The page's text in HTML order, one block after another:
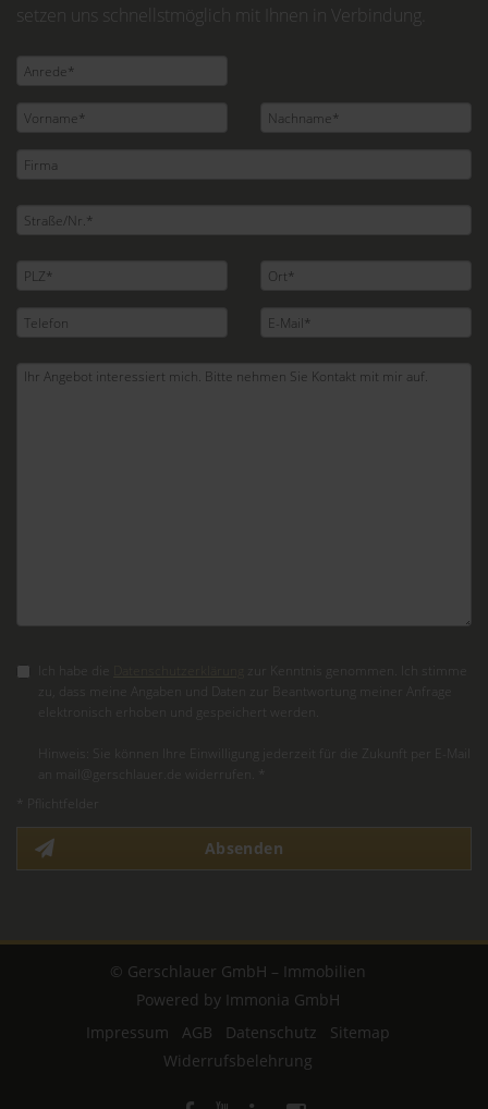
setzen uns schnellstmöglich mit Ihnen in Verbindung.
Ich habe die
zur Kenntnis genommen. Ich stimme
zu, dass meine Angaben und Daten zur Beantwortung meiner Anfrage
elektronisch erhoben und gespeichert werden.
Hinweis: Sie können Ihre Einwilligung jederzeit für die Zukunft per E-Mail
an mail@gerschlauer.de widerrufen. *
* Pflichtfelder
Absenden
© Gerschlauer GmbH – Immobilien
Powered by Immonia GmbH
Impressum
AGB Datenschutz
Sitemap
Widerrufsbelehrung